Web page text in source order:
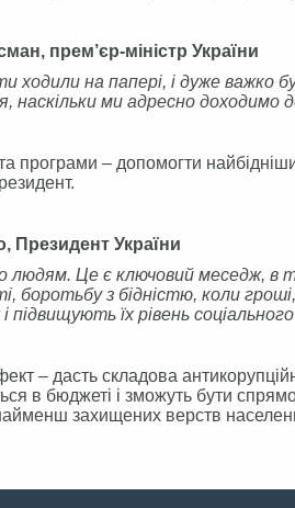
прем’єр-міністр України
ходили на папері, і дуже важко
наскільки ми адресно доходимо
програми – допомогти
Президент України
людям. Це є ключовий меседж, в
боротьбу з бідністю, коли
підвищують їх рівень
– дасть складова
в бюджеті і зможуть бути
захищених верств